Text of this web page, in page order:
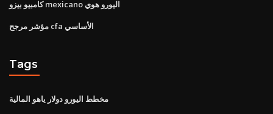
كامبيو بيزو mexicano اليورو هوي
مؤشر مرجح cfa الأساسي
Tags
مخطط اليورو دولار ياهو المالية